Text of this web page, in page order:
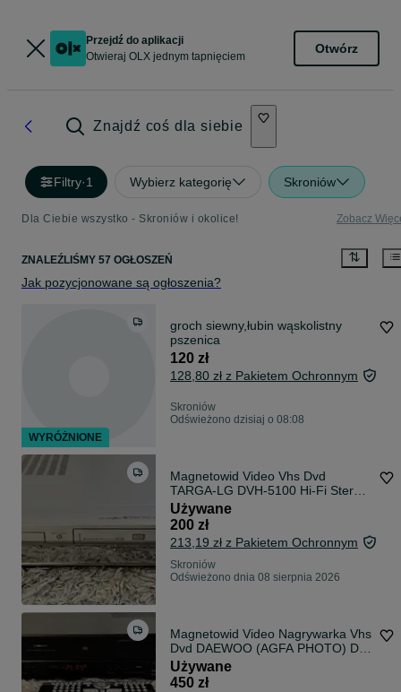
Przejdź do aplikacji
Otwieraj OLX jednym tapnięciem
Otwórz
Znajdź coś dla siebie
Filtry·1 Wybierz kategorię Skroniów
Dla Ciebie wszystko - Skroniów i okolice! Zobacz
ZNALEŹLIŚMY 57 OGŁOSZEŃ
Jak pozycjonowane są ogłoszenia?
groch siewny,łubin wąskolistny
pszenica
120 zł
128,80 zł z Pakietem Ochronnym
Skroniów
Odświeżono dzisiaj o 08:08
Magnetowid Video Vhs Dvd
TARGA-LG DVH-5100 Hi-Fi Stereo
6 głowic pilot
Używane
200 zł
213,19 zł z Pakietem Ochronnym
Skroniów
Odświeżono dnia 08 sierpnia 2026
Magnetowid Video Nagrywarka Vhs
Dvd DAEWOO (AGFA PHOTO) DV-
18909R Hi-Fi Stereo 6 głowic pilot
Używane
450 zł
WYRÓŻNIONE